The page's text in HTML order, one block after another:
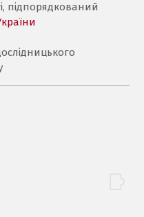
підпорядкований